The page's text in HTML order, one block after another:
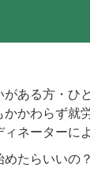
ある方・ひ
かわらず就
ネーターに
めたらいい